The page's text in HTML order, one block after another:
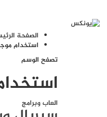
الصفحة
استخدام
تصفح الوسم
العاب وبرامج